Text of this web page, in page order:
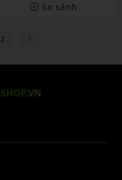
So sánh
2
SHOP.VN